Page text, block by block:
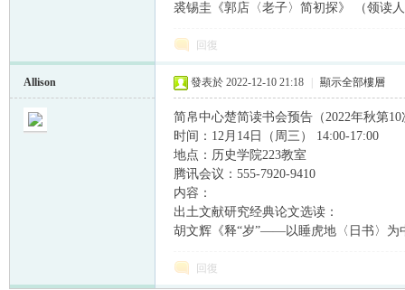
裘锡圭《郭店〈老子〉简初探》 （领读
回復
Allison 發表於 2022-12-10 21:18 顯示全部樓層
简帛中心楚简读书会预告（2022年秋第10
时间：12月14日（周三） 14:00-17:00
地点：历史学院223教室
腾讯会议：555-7920-9410
内容：
出土文献研究经典论文选读：
胡文辉《释“岁”——以睡虎地〈日书〉为
回復